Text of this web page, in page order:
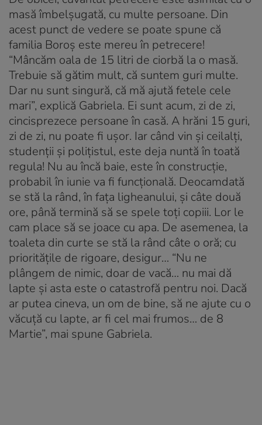
masă îmbelşugată, cu multe persoane. Din
acest punct de vedere se poate spune că
familia Boroş este mereu în petrecere!
“Mâncăm oala de 15 litri de ciorbă la o masă.
Trebuie să gătim mult, că suntem guri multe.
Dar nu sunt singură, că mă ajută fetele cele
mari”, explică Gabriela. Ei sunt acum, zi de zi,
cincisprezece persoane în casă. A hrăni 15 guri,
zi de zi, nu poate fi uşor. Iar când vin şi ceilalţi,
studenţii şi poliţistul, este deja nuntă în toată
regula! Nu au încă baie, este în construcţie,
probabil în iunie va fi funcţională. Deocamdată
se stă la rând, în faţa ligheanului, şi câte două
ore, până termină să se spele toţi copiii. Lor le
cam place să se joace cu apa. De asemenea, la
toaleta din curte se stă la rând câte o oră; cu
priorităţile de rigoare, desigur… “Nu ne
plângem de nimic, doar de vacă… nu mai dă
lapte şi asta este o catastrofă pentru noi. Dacă
ar putea cineva, un om de bine, să ne ajute cu o
văcuţă cu lapte, ar fi cel mai frumos… de 8
Martie”, mai spune Gabriela.